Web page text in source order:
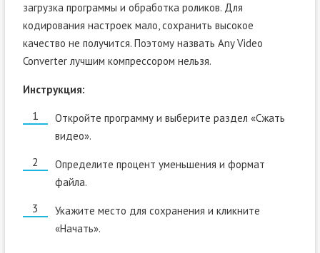
загрузка программы и обработка роликов. Для
кодирования настроек мало, сохранить высокое
качество не получится. Поэтому назвать Any Video
Converter лучшим компрессором нельзя.
Инструкция:
Откройте программу и выберите раздел «Сжать
видео».
Определите процент уменьшения и формат
файла.
Укажите место для сохранения и кликните
«Начать».